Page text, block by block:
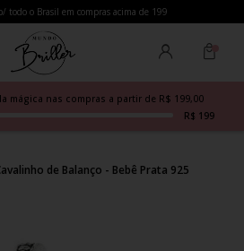
todo o Brasil em compras acima de 199
mágica nas compras a partir de R$ 199,00
R$ 199
de Balanço - Bebê Prata 925